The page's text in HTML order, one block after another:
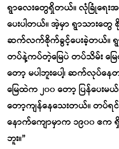
ရွာလေးတွေရှိတယ်။ လုံခြုံရေး
ပေးပါတယ်။ အဲ့မှာ ရွာသားတွေ
ဆက်လက်စိုက်ခွင့်ပေးခဲ့တယ်။
တပ်နဲ့ကပ်တဲ့မြေပဲ တပ်သိမ်း မ
တော့ မပါဘူးပေါ့၊ ဆက်လုပ်န
မြေထဲက ၂၀၀ တော့ ပြန်ပေးမ
တော့ကျန်နေသေးတယ်။ တပ်ရင်
နောက်ကျောမှာက ၁၉၀၀ ဧက
ဘူး။”